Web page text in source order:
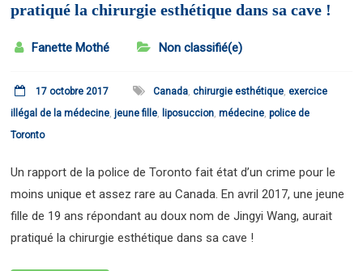
pratiqué la chirurgie esthétique dans sa cave !
Fanette Mothé Non classifié(e)
17 octobre 2017 Canada,chirurgie esthétique,exercice
illégal de la médecine, jeune fille, liposuccion,médecine,police de
Toronto
Un rapport de la police de Toronto fait état d’un crime pour le
moins unique et assez rare au Canada. En avril 2017, une jeune
fille de 19 ans répondant au doux nom de Jingyi Wang, aurait
pratiqué la chirurgie esthétique dans sa cave !